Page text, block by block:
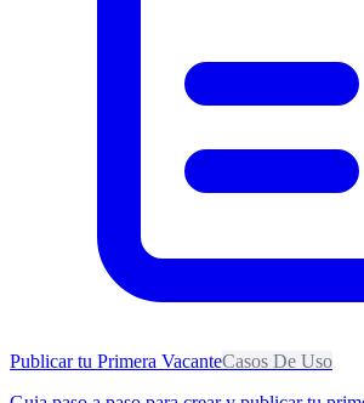
Publicar tu Primera VacanteCasos De Uso